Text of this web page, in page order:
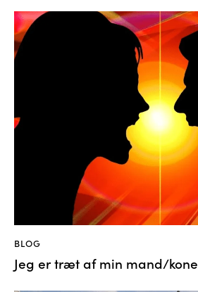
BLOG
Jeg er træt af min mand/kone